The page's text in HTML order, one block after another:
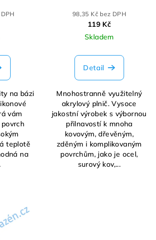
na bázi
vám
teplotě
na
98,35 Kč bez DPH
119 Kč
Skladem
Detail
Mnohostranně využitelný
akrylový plnič. Vysoce
jakostní výrobek s výbornou
přilnavostí k mnoha
kovovým, dřevěným,
zděným i komplikovaným
povrchům, jako je ocel,
surový kov,...